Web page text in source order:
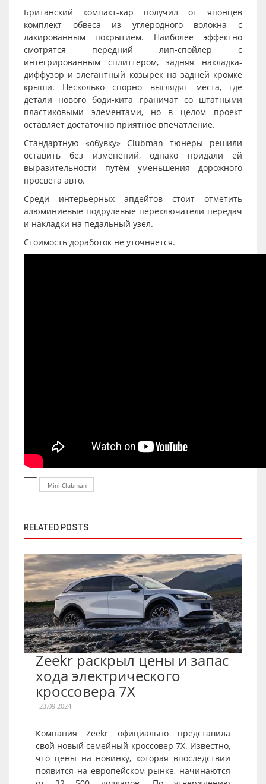
Британский компакт-кар получил от японцев
комплект обвеса из углеродного волокна с
лакированным покрытием. Наиболее эффектно
смотрятся передний лип-спойлер с
интегрированным сплиттером, задняя накладка-
диффузор и элегантный козырёк на задней кромке
крыши. Несколько спорно выглядят места, где
детали нового боди-кита граничат со штатными
пластиковыми элементами, но в целом проект
оставляет достаточно приятное впечатление.
Стандартную «обувку» Clubman тюнеры решили
оставить без изменений, однако придали ей
выразительности путём уменьшения дорожного
просвета авто.
Среди интерьерных апдейтов стоит отметить
алюминиевые подрулевые переключатели передач
и накладки на педальный узел.
Стоимость доработок не уточняется.
Mini Clubman
RELATED POSTS
Zeekr раскрыл цены и запас
хода электрического
кроссовера 7X
23.09.2024
Компания Zeekr официально представила
свой новый семейный кроссовер 7X. Известно,
что цены на новинку, которая впоследствии
появится на европейском рынке, начинаются